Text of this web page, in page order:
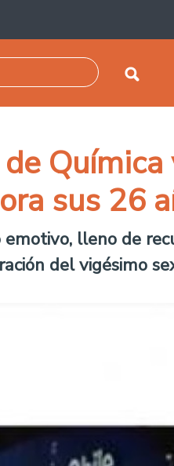
sus 26
lleno de
del vigésimo